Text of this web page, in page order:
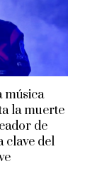
música
la muerte
de
clave del